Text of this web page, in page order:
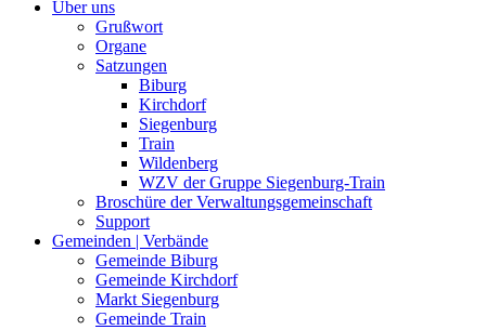
Über uns
Grußwort
Organe
Satzungen
Biburg
Kirchdorf
Siegenburg
Train
Wildenberg
WZV der Gruppe Siegenburg-Train
Broschüre der Verwaltungsgemeinschaft
Support
Gemeinden | Verbände
Gemeinde Biburg
Gemeinde Kirchdorf
Markt Siegenburg
Gemeinde Train